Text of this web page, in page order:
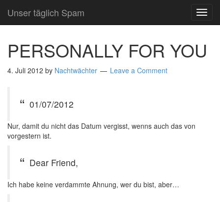
Unser täglich Spam
PERSONALLY FOR YOU
4. Juli 2012 by Nachtwächter Leave a Comment
01/07/2012
Nur, damit du nicht das Datum vergisst, wenns auch das von
vorgestern ist.
Dear Friend,
Ich habe keine verdammte Ahnung, wer du bist, aber…